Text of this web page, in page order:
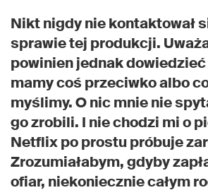
Nikt nigdy nie kontaktował
sprawie tej produkcji.
powinien jednak
mamy coś przeciwko albo
myślimy. O nic mnie nie
go zrobili. I nie chodzi mi o
Netflix po prostu próbuje
Zrozumiałabym, gdyby
ofiar, niekoniecznie całym